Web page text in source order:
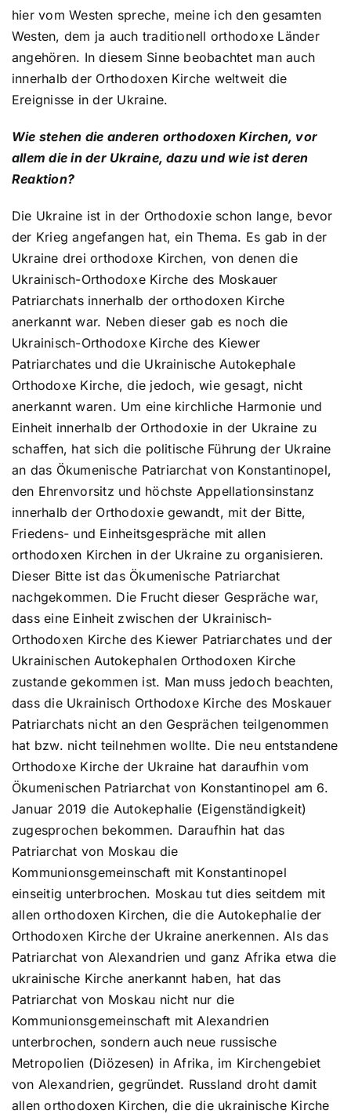
hier vom Westen spreche, meine ich den gesamten
Westen, dem ja auch traditionell orthodoxe Länder
angehören. In diesem Sinne beobachtet man auch
innerhalb der Orthodoxen Kirche weltweit die
Ereignisse in der Ukraine.
Wie stehen die anderen orthodoxen Kirchen, vor
allem die in der Ukraine, dazu und wie ist deren
Reaktion?
Die Ukraine ist in der Orthodoxie schon lange, bevor
der Krieg angefangen hat, ein Thema. Es gab in der
Ukraine drei orthodoxe Kirchen, von denen die
Ukrainisch-Orthodoxe Kirche des Moskauer
Patriarchats innerhalb der orthodoxen Kirche
anerkannt war. Neben dieser gab es noch die
Ukrainisch-Orthodoxe Kirche des Kiewer
Patriarchates und die Ukrainische Autokephale
Orthodoxe Kirche, die jedoch, wie gesagt, nicht
anerkannt waren. Um eine kirchliche Harmonie und
Einheit innerhalb der Orthodoxie in der Ukraine zu
schaffen, hat sich die politische Führung der Ukraine
an das Ökumenische Patriarchat von Konstantinopel,
den Ehrenvorsitz und höchste Appellationsinstanz
innerhalb der Orthodoxie gewandt, mit der Bitte,
Friedens- und Einheitsgespräche mit allen
orthodoxen Kirchen in der Ukraine zu organisieren.
Dieser Bitte ist das Ökumenische Patriarchat
nachgekommen. Die Frucht dieser Gespräche war,
dass eine Einheit zwischen der Ukrainisch-
Orthodoxen Kirche des Kiewer Patriarchates und der
Ukrainischen Autokephalen Orthodoxen Kirche
zustande gekommen ist. Man muss jedoch beachten,
dass die Ukrainisch Orthodoxe Kirche des Moskauer
Patriarchats nicht an den Gesprächen teilgenommen
hat bzw. nicht teilnehmen wollte. Die neu entstandene
Orthodoxe Kirche der Ukraine hat daraufhin vom
Ökumenischen Patriarchat von Konstantinopel am 6.
Januar 2019 die Autokephalie (Eigenständigkeit)
zugesprochen bekommen. Daraufhin hat das
Patriarchat von Moskau die
Kommunionsgemeinschaft mit Konstantinopel
einseitig unterbrochen. Moskau tut dies seitdem mit
allen orthodoxen Kirchen, die die Autokephalie der
Orthodoxen Kirche der Ukraine anerkennen. Als das
Patriarchat von Alexandrien und ganz Afrika etwa die
ukrainische Kirche anerkannt haben, hat das
Patriarchat von Moskau nicht nur die
Kommunionsgemeinschaft mit Alexandrien
unterbrochen, sondern auch neue russische
Metropolien (Diözesen) in Afrika, im Kirchengebiet
von Alexandrien, gegründet. Russland droht damit
allen orthodoxen Kirchen, die die ukrainische Kirche